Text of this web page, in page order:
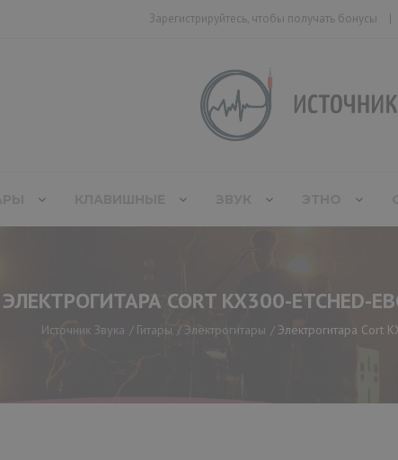
Зарегистрируйтесь, чтобы получать бонусы
ЭЛЕКТРОГИТАРА CORT KX300-ETCHED-
Источник Звука Гитары Электрогитары Электрогитара Cort